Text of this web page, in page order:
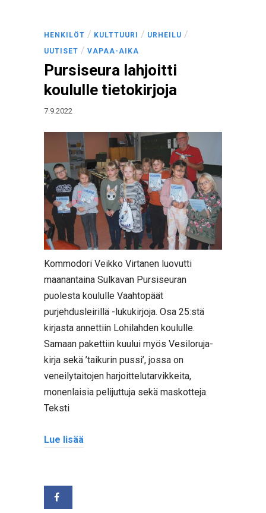
HENKILÖT / KULTTUURI / URHEILU /
UUTISET / VAPAA-AIKA
Pursiseura lahjoitti
koululle tietokirjoja
7.9.2022
Kommodori Veikko Virtanen luovutti
maanantaina Sulkavan Pursiseuran
puolesta koululle Vaahtopäät
purjehdusleirillä -lukukirjoja. Osa 25:stä
kirjasta annettiin Lohilahden koululle.
Samaan pakettiin kuului myös Vesiloruja-
kirja sekä ’taikurin pussi’, jossa on
veneilytaitojen harjoittelutarvikkeita,
monenlaisia pelijuttuja sekä maskotteja.
Teksti
Lue lisää